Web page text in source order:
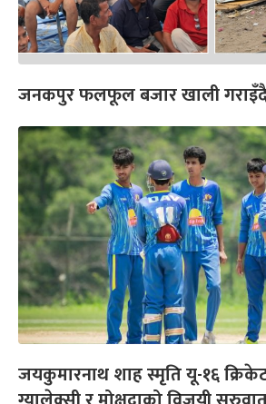
जनकपुर फलफूल बजार खाली गराइँदै,
जयकुमारनाथ शाह स्मृति यू-१६